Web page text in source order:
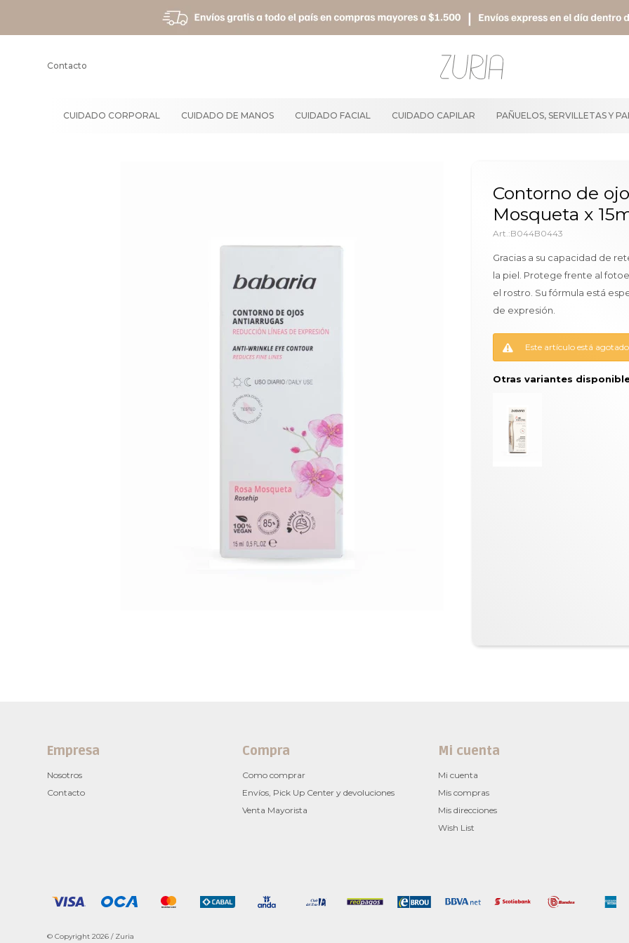
CUIDADO CORPORAL CUIDADO DE MANOS CUIDADO FACIAL CUIDADO CAPILAR PAÑUELOS, SERVILLETAS Y
Contacto
Contorno de
Mosqueta x
B044B0443
Gracias a su capacidad de
la piel. Protege frente al
el rostro. Su fórmula está
de expresión.
Este artículo está
Otras variantes
Empresa
Nosotros
Contacto
Compra
Como comprar
Envíos, Pick Up Center y devoluciones
Venta Mayorista
Mi cuenta
Mi cuenta
Mis compras
Mis direcciones
Wish List
© Copyright 2026 / Zuria